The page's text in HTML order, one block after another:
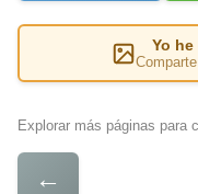
Yo
Explorar más páginas para
←